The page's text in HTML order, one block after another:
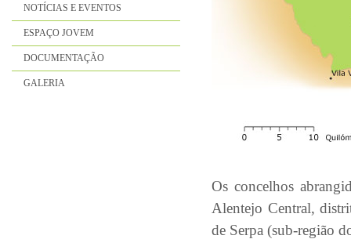
NOTÍCIAS E EVENTOS
ESPAÇO JOVEM
DOCUMENTAÇÃO
GALERIA
Os concelhos
Alentejo Central,
de Serpa (sub-região